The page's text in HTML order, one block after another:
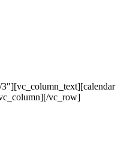
vc_row]